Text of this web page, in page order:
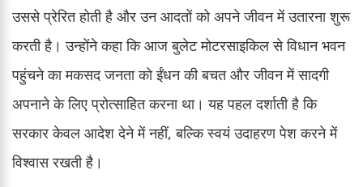
उससे प्रेरित होती है और उन आदतों को अपने जीवन में उतारना शुरू
करती है। उन्होंने कहा कि आज बुलेट मोटरसाइकिल से विधान भवन
पहुंचने का मकसद जनता को ईंधन की बचत और जीवन में सादगी
अपनाने के लिए प्रोत्साहित करना था। यह पहल दर्शाती है कि
सरकार केवल आदेश देने में नहीं, बल्कि स्वयं उदाहरण पेश करने में
विश्वास रखती है।